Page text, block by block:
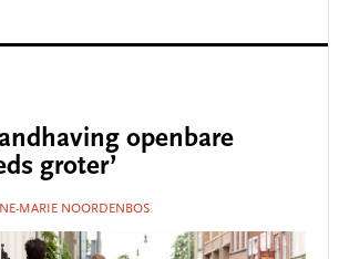
openbare
groter’
MARIE NOORDENBOS